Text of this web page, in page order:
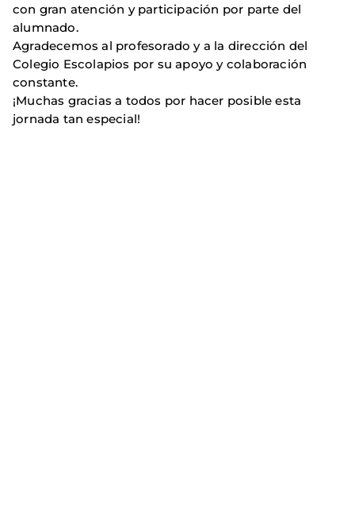
con gran atención y participación por parte del
alumnado.
Agradecemos al profesorado y a la dirección del
Colegio Escolapios por su apoyo y colaboración
constante.
¡Muchas gracias a todos por hacer posible esta
jornada tan especial!